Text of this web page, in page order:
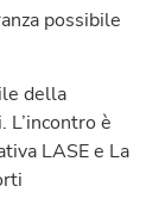
possibile
della
L’incontro è
LASE e La